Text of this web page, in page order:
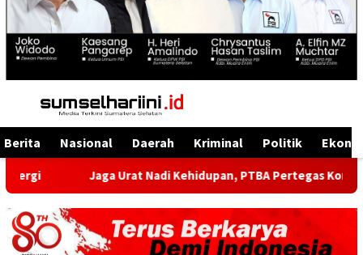
Menu
Mobile
Berita Nasional Daerah Kriminal Politik
Jaga Urat Nadi Kehidupan, PTBA Pertegas Komitmen